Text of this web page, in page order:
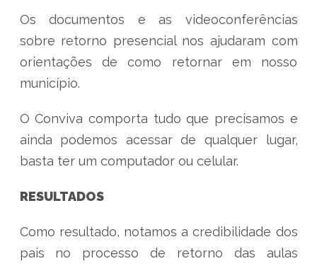
Os documentos e as videoconferências
sobre retorno presencial nos ajudaram com
orientações de como retornar em nosso
município.
O Conviva comporta tudo que precisamos e
ainda podemos acessar de qualquer lugar,
basta ter um computador ou celular.
RESULTADOS
Como resultado, notamos a credibilidade dos
pais no processo de retorno das aulas